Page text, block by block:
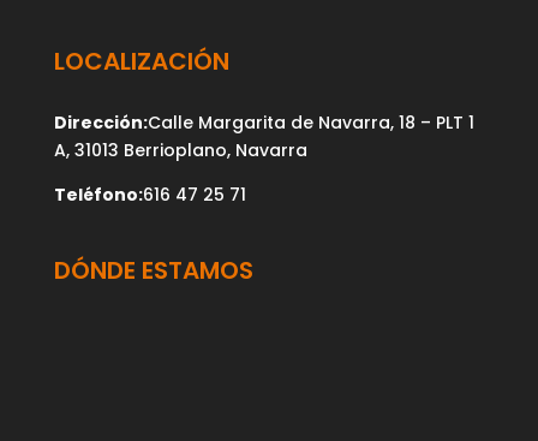
LOCALIZACIÓN
Dirección:Calle Margarita de Navarra, 18 – PLT 1
A, 31013 Berrioplano, Navarra
Teléfono:616 47 25 71
DÓNDE ESTAMOS